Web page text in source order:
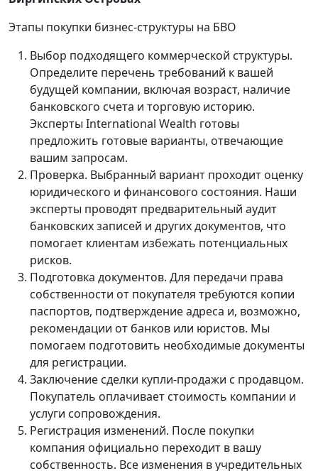
Этапы покупки бизнес-структуры на БВО
Выбор подходящего коммерческой структуры.
Определите перечень требований к вашей
будущей компании, включая возраст, наличие
банковского счета и торговую историю.
Эксперты International Wealth готовы
предложить готовые варианты, отвечающие
вашим запросам.
Проверка. Выбранный вариант проходит оценку
юридического и финансового состояния. Наши
эксперты проводят предварительный аудит
банковских записей и других документов, что
помогает клиентам избежать потенциальных
рисков.
Подготовка документов. Для передачи права
собственности от покупателя требуются копии
паспортов, подтверждение адреса и, возможно,
рекомендации от банков или юристов. Мы
помогаем подготовить необходимые документы
для регистрации.
Заключение сделки купли-продажи с продавцом.
Покупатель оплачивает стоимость компании и
услуги сопровождения.
Регистрация изменений. После покупки
компания официально переходит в вашу
собственность. Все изменения в учредительных